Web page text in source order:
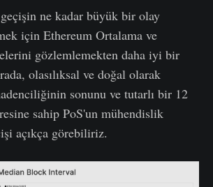
ne kadar büyük bir olay
için Ethereum Ortalama ve
gözlemlemekten daha iyi bir
olasılıksal ve doğal olarak
sonunu ve tutarlı bir 12
sahip PoS'un mühendislik
açıkça görebiliriz.